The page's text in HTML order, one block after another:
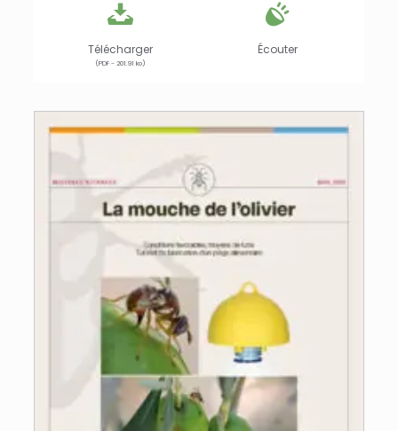
Télécharger
(PDF - 201.91 ko)
Écouter